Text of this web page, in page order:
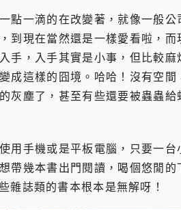
耳機 三個設備充電一起搞定
開放式耳掛耳機，無感配戴! 超穩
Zeiss 潮流攝影棚!
衣莉莎白 H1 Neo分子篩洗脫烘
美的家 MSI Nest Docking Station
頻 SoundBox 劇院串流盒 開箱 評
X200 Pro、vivo X200 就是這麼好
上去聲器一鍵去除人聲 人聲 音樂
iToolab AnyGo 魔物獵人 Now飛
不出門也可以飛遍全世界
充5個設備 充好充滿 CUKTECH
麼簡單 EaseUS Data Recovery
點一滴的在改變著，就像一般公
到現在當然還是一樣愛看啦，而
手，入手其實是小事，但比較麻
成這樣的囧境。哈哈！沒有空間
灰塵了，甚至有些還要被蟲蟲給
用手機或是平板電腦，只要一台
帶幾本書出門閱讀，喝個悠閒的
雜誌類的書本根本是無解呀！